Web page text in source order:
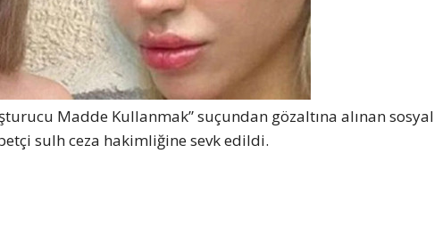
Madde Kullanmak” suçundan gözaltına alınan sosyal
sulh ceza hakimliğine sevk edildi.